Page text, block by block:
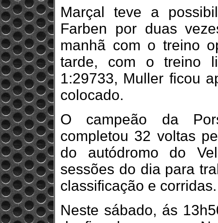
Marçal teve a
Farben por duas
manhã com o treino
tarde, com o treino
1:29733, Muller ficou
colocado.
O campeão da
completou 32 voltas
do autódromo do
sessões do dia para
classificação e corridas.
Neste sábado, ás